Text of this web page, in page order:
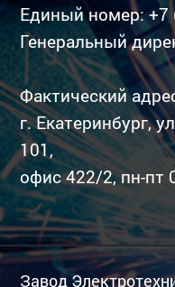
Единый номер:+7
Генеральный
Фактический
г. Екатеринбург,
101,
офис 422/2, пн-пт
Завод